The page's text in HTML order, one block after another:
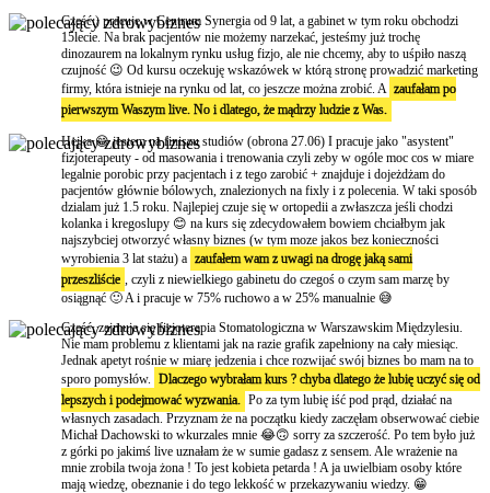
Cześć:) pracuję w Centrum Synergia od 9 lat, a gabinet w tym roku obchodzi
15lecie. Na brak pacjentów nie możemy narzekać, jesteśmy już trochę
dinozaurem na lokalnym rynku usług fizjo, ale nie chcemy, aby to uśpiło naszą
czujność 😉 Od kursu oczekuję wskazówek w którą stronę prowadzić marketing
firmy, która istnieje na rynku od lat, co jeszcze można zrobić. A zaufałam po
pierwszym Waszym live. No i dlatego, że mądrzy ludzie z Was.
Hejka 😁 jestem na finiszu studiów (obrona 27.06) I pracuje jako "asystent"
fizjoterapeuty - od masowania i trenowania czyli zeby w ogóle moc cos w miare
legalnie porobic przy pacjentach i z tego zarobić + znajduje i dojeżdżam do
pacjentów głównie bólowych, znalezionych na fixly i z polecenia. W taki sposób
dzialam już 1.5 roku. Najlepiej czuje się w ortopedii a zwłaszcza jeśli chodzi
kolanka i kregoslupy 😊 na kurs się zdecydowałem bowiem chciałbym jak
najszybciej otworzyć własny biznes (w tym moze jakos bez konieczności
wyrobienia 3 lat stażu) a zaufałem wam z uwagi na drogę jaką sami
przeszliście
, czyli z niewielkiego gabinetu do czegoś o czym sam marzę by
osiągnąć 🙂 A i pracuje w 75% ruchowo a w 25% manualnie 😅
Cześć, zajmuje się fizjoterapia Stomatologiczna w Warszawskim Międzylesiu.
Nie mam problemu z klientami jak na razie grafik zapełniony na cały miesiąc.
Jednak apetyt rośnie w miarę jedzenia i chce rozwijać swój biznes bo mam na to
sporo pomysłów.
Dlaczego wybrałam kurs ? chyba dlatego że lubię uczyć się od
lepszych i podejmować wyzwania. Po za tym lubię iść pod prąd, działać na
własnych zasadach. Przyznam że na początku kiedy zaczęłam obserwować ciebie
Michał Dachowski to wkurzales mnie 😂🙃 sorry za szczerość. Po tem było już
z górki po jakimś live uznałam że w sumie gadasz z sensem. Ale wrażenie na
mnie zrobila twoja żona ! To jest kobieta petarda ! A ja uwielbiam osoby które
mają wiedzę, obeznanie i do tego lekkość w przekazywaniu wiedzy. 😁